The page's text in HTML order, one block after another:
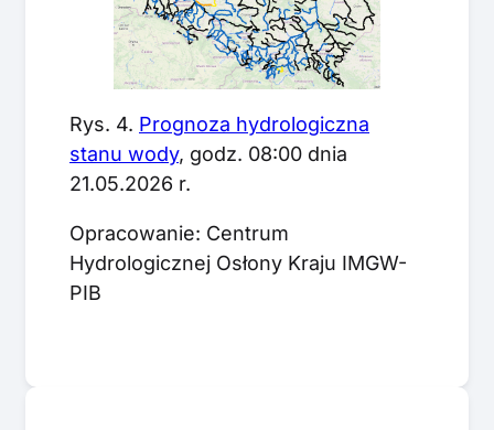
Rys. 4. Prognoza hydrologiczna
stanu wody, godz. 08:00 dnia
21.05.2026 r.
Opracowanie: Centrum
Hydrologicznej Osłony Kraju IMGW-
PIB